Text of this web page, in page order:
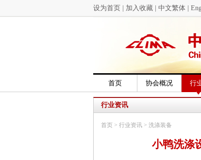
设为首页 加入收藏 中文繁体
首页 协会概况 行
行业资讯
首页 > 行业资讯 > 洗涤装备
小鸭洗涤